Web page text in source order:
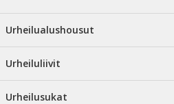
Urheilualushousut
Urheiluliivit
Urheilusukat